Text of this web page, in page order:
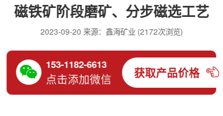
磁铁矿阶段磨矿、分步磁选工艺
2023-09-20 来源：鑫海矿业 (2172次浏览)
153-1182-6613
点击添加微信 获取产品价格